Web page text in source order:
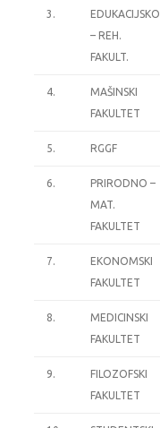
3.
EDUKACIJSKO
– REH.
FAKULT.
4.
MAŠINSKI
FAKULTET
5. RGGF
6.
PRIRODNO –
MAT.
FAKULTET
7.
EKONOMSKI
FAKULTET
8.
MEDICINSKI
FAKULTET
9.
FILOZOFSKI
FAKULTET